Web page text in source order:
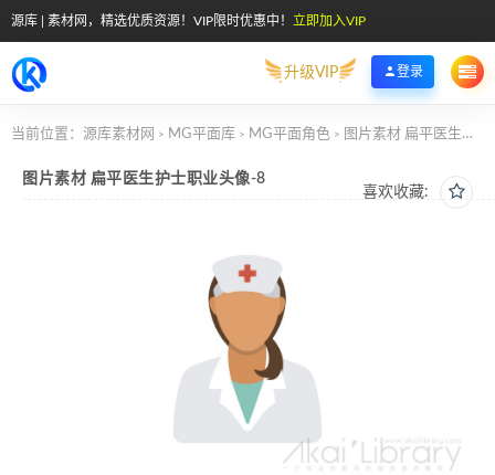
源库 | 素材网，精选优质资源！VIP限时优惠中！ 立即加入VIP
升级VIP 登录
当前位置： 源库素材网 > MG平面库 > MG平面角色 > 图片素材 扁平医生护士职业头像-8
喜欢收藏:
图片素材 扁平医生护士职业头像-8